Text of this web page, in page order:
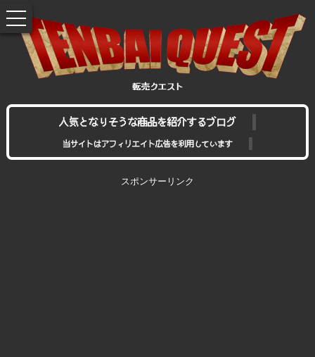
人気となりそうな商品を紹介するブログ
当サイトはアフィリエイト広告を利用しています
スポンサーリンク
toggle
navigation